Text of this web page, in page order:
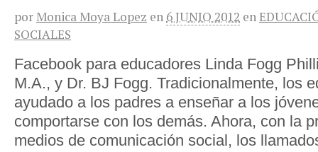
por Monica Moya Lopez en 6 JUNIO 2012 en
SOCIALES
Facebook para educadores Linda Fogg
M.A., y Dr. BJ Fogg. Tradicionalmente, los
ayudado a los padres a enseñar a los
comportarse con los demás. Ahora, con la
medios de comunicación social, los